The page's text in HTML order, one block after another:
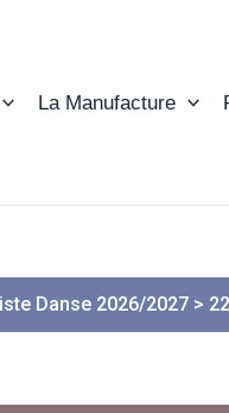
La Manufacture
Danse 2026/2027 >